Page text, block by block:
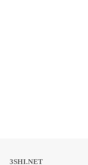
3SHI.NET